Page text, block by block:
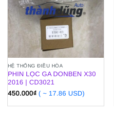
HỆ THỐNG ĐIỀU HÒA
PHIN LỌC GA DONBEN X30
2016 | CD3021
450.000₫ ( ~ 17.86 USD)